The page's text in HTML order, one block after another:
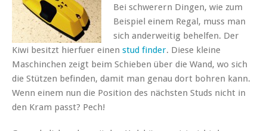
Bei schwerern Dingen, wie zum
Beispiel einem Regal, muss man
sich anderweitig behelfen. Der
Kiwi besitzt hierfuer einen stud finder. Diese kleine
Maschinchen zeigt beim Schieben über die Wand, wo sich
die Stützen befinden, damit man genau dort bohren kann.
Wenn einem nun die Position des nächsten Studs nicht in
den Kram passt? Pech!